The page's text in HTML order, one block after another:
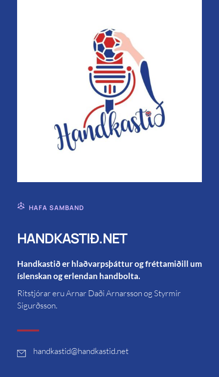
HAFA SAMBAND
HANDKASTIÐ.NET
Handkastið er hlaðvarpsþáttur og fréttamiðill um
íslenskan og erlendan handbolta.
Ritstjórar eru Arnar Daði Arnarsson og Styrmir
Sigurðsson.
handkastid@handkastid.net